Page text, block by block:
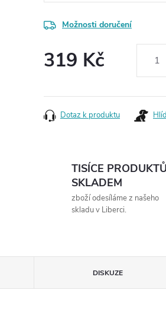
Možnosti doručení
319 Kč
Dotaz k produktu
TISÍCE
SKLADEM
zboží odesíláme z našeho
skladu v Liberci.
DISKUZE